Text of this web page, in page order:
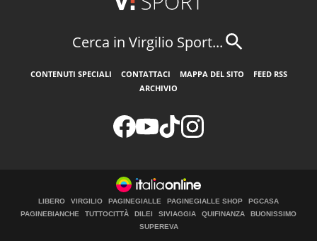
Cerca in Virgilio Sport...
CONTENUTI SPECIALI CONTATTACI MAPPA DEL SITO
FEED RSS
ARCHIVIO
LIBERO VIRGILIO PAGINEGIALLE PAGINEGIALLE SHOP
PGCASA
PAGINEBIANCHE
TUTTOCITTÀ DILEI SIVIAGGIA QUIFINANZA
BUONISSIMO
SUPEREVA